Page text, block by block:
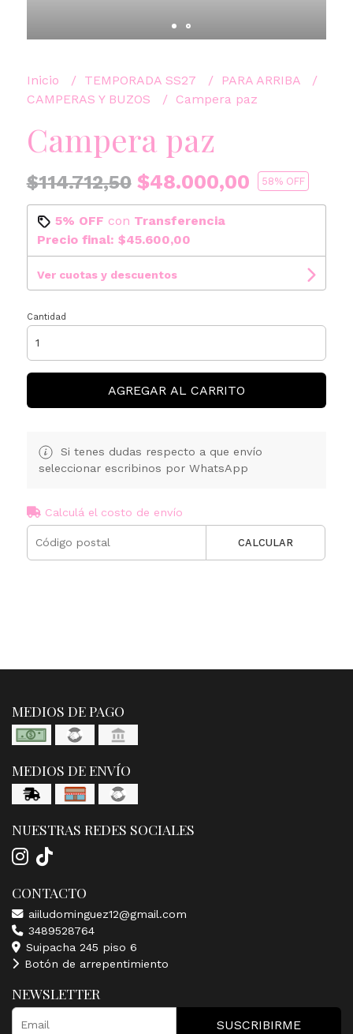
Inicio TEMPORADA SS27
PARA ARRIBA
CAMPERAS Y BUZOS
Campera paz
Campera paz
$114.712,50$48.000,00 58% OFF
5% OFF con Transferencia
Precio final: $45.600,00
Ver cuotas y descuentos
Cantidad
AGREGAR AL CARRITO
Si tenes dudas respecto a que envío
seleccionar escribinos por WhatsApp
Calculá el costo de envío
CALCULAR
MEDIOS DE PAGO
MEDIOS DE ENVÍO
NUESTRAS REDES SOCIALES
CONTACTO
aiiludominguez12@gmail.com
3489528764
Suipacha 245 piso 6
Botón de arrepentimiento
NEWSLETTER
SUSCRIBIRME